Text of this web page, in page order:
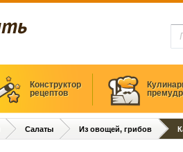
Конструктор
рецептов
Салаты Из овощей, грибов